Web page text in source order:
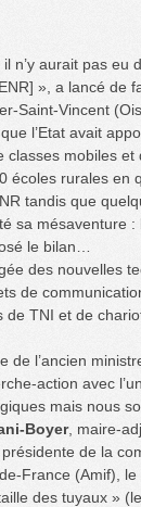
n’y aurait pas eu
», a lancé de
Saint-Vincent
l’Etat avait
classes mobiles et
écoles rurales en
tandis que
sa mésaventure
le bilan…
des nouvelles
de
TNI et de
de l’ancien
action avec
mais nous
Boyer, maire-
de la
France (Amif),
des tuyaux »